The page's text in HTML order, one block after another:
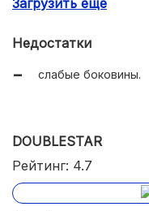
доступная цена.
Недостатки
слабые боковины.
DOUBLESTAR
Рейтинг: 4.7